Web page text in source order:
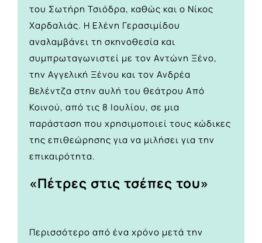
του Σωτήρη Τσιόδρα, καθώς και ο Νίκος
Χαρδαλιάς. Η Ελένη Γερασιμίδου
αναλαμβάνει τη σκηνοθεσία και
συμπρωταγωνιστεί με τον Αντώνη Ξένο,
την Αγγελική Ξένου και τον Ανδρέα
Βελέντζα στην αυλή του θεάτρου Από
Κοινού, από τις 8 Ιουλίου, σε μια
παράσταση που χρησιμοποιεί τους κώδικες
της επιθεώρησης για να μιλήσει για την
επικαιρότητα.
«Πέτρες στις τσέπες του»
Περισσότερο από ένα χρόνο μετά την